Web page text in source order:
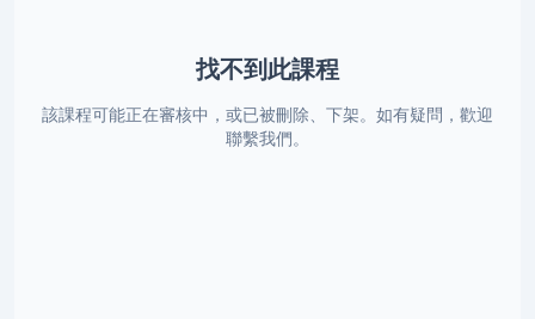
找不到此課程
該課程可能正在審核中，或已被刪除、下架。如有疑問，歡迎
聯繫我們。